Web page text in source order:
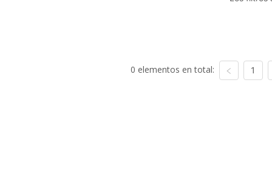
0 elementos en total: 1